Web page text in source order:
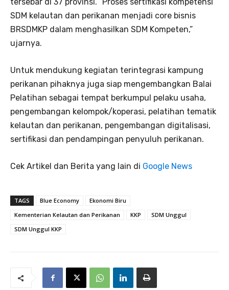
SDM kelautan dan perikanan menjadi core bisnis
BRSDMKP dalam menghasilkan SDM Kompeten,”
ujarnya.
Untuk mendukung kegiatan terintegrasi kampung
perikanan pihaknya juga siap mengembangkan Balai
Pelatihan sebagai tempat berkumpul pelaku usaha,
pengembangan kelompok/koperasi, pelatihan tematik
kelautan dan perikanan, pengembangan digitalisasi,
sertifikasi dan pendampingan penyuluh perikanan.
Cek Artikel dan Berita yang lain di Google News
TAGS Blue Economy
Ekonomi Biru
Kementerian Kelautan dan Perikanan
KKP
SDM Unggul
SDM Unggul KKP